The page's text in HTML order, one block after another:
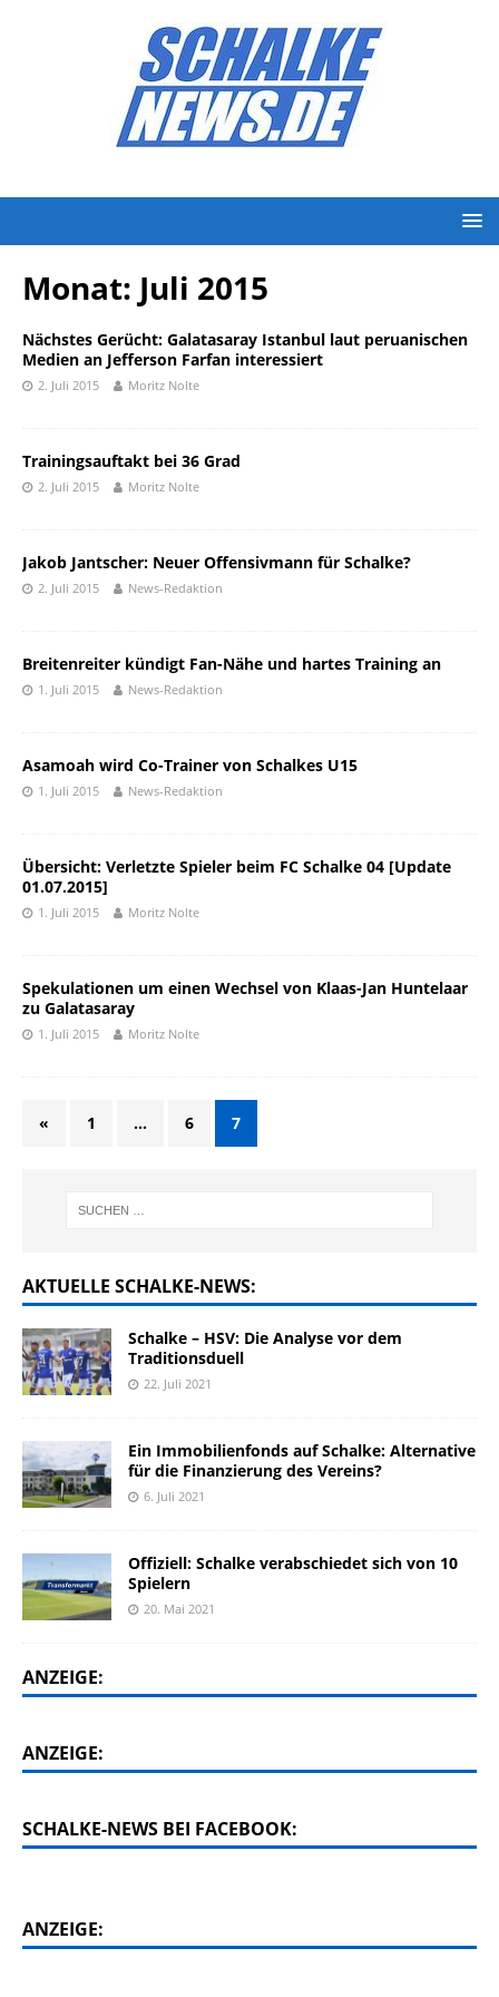
Monat: Juli 2015
Nächstes Gerücht: Galatasaray Istanbul laut peruanischen
Medien an Jefferson Farfan interessiert
2. Juli 2015 Moritz Nolte
Trainingsauftakt bei 36 Grad
2. Juli 2015 Moritz Nolte
Jakob Jantscher: Neuer Offensivmann für Schalke?
2. Juli 2015 News-Redaktion
Breitenreiter kündigt Fan-Nähe und hartes Training an
1. Juli 2015 News-Redaktion
Asamoah wird Co-Trainer von Schalkes U15
1. Juli 2015 News-Redaktion
Übersicht: Verletzte Spieler beim FC Schalke 04 [Update
01.07.2015]
1. Juli 2015 Moritz Nolte
Spekulationen um einen Wechsel von Klaas-Jan Huntelaar
zu Galatasaray
1. Juli 2015 Moritz Nolte
« 1 … 6 7
AKTUELLE SCHALKE-NEWS:
Schalke – HSV: Die Analyse vor dem
Traditionsduell
22. Juli 2021
Ein Immobilienfonds auf Schalke: Alternative
für die Finanzierung des Vereins?
6. Juli 2021
Offiziell: Schalke verabschiedet sich von 10
Spielern
20. Mai 2021
ANZEIGE:
ANZEIGE:
SCHALKE-NEWS BEI FACEBOOK:
ANZEIGE: